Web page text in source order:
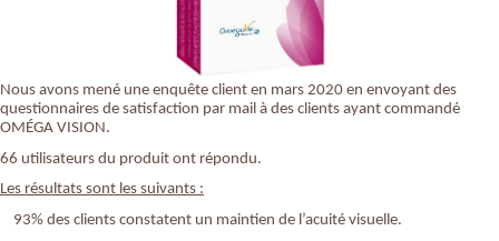
Nous avons mené une enquête client en mars 2020 en envoyant des
questionnaires de satisfaction par mail à des clients ayant commandé
OMÉGA VISION.
66 utilisateurs du produit ont répondu.
Les résultats sont les suivants :
93% des clients constatent un maintien de l’acuité visuelle.